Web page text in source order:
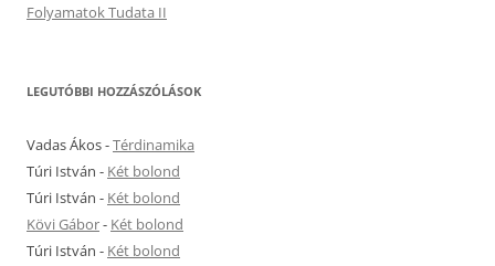
Folyamatok Tudata II
LEGUTÓBBI HOZZÁSZÓLÁSOK
Vadas Ákos-Térdinamika
Túri István - Két bolond
Túri István - Két bolond
Kövi Gábor- Két bolond
Túri István - Két bolond